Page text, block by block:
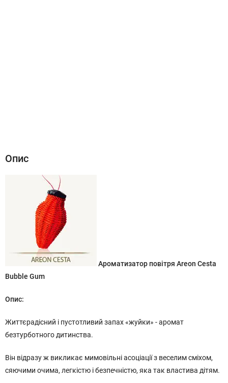
Опис
Ароматизатор повітря Areon Cesta
Bubble Gum
Опис:
Життєрадісний і пустотливий запах «жуйки» - аромат
безтурботного дитинства.
Він відразу ж викликає мимовільні асоціації з веселим сміхом,
сяючими очима, легкістю і безпечністю, яка так властива дітям.